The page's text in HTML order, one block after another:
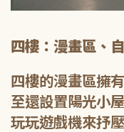
四樓：漫畫區、
四樓的漫畫區擁
至還設置陽光小
玩玩遊戲機來抒